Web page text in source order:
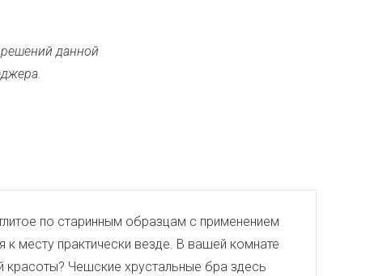
данной
по старинным образцам с применением
к месту практически везде. В вашей комнате
красоты? Чешские хрустальные бра здесь